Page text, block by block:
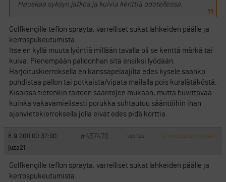
Hauskaa syksyn jatkoa ja kuivia kenttiä odotellessa.
Golfkengille teflon sprayta, varrelliset sukat lahkeiden päälle ja
kerrospukeutumista.
Itse en kyllä muuta lyöntiä millään tavalla oli se kenttä märkä tai
kuiva. Pienempään palloonhan sitä ensiksi lyödään.
Harjoituskierroksella en kanssapelaajilta edes kysele saanko
puhdistaa pallon tai potkaista/vipata mailalla pois kuralätäköstä.
Kisoissa tietenkin taiteen sääntöjen mukaan, mutta huvittavaa
kuinka vakavamielisesti porukka suhtautuu sääntöihin ihan
ajanvietekierroksella jolla eivät edes pidä korttia.
8.9.2011 00:37:00 #437478 VASTAA ILMOITA ASIATON VIESTI
juza21
Golfkengille teflon sprayta, varrelliset sukat lahkeiden päälle ja
kerrospukeutumista.